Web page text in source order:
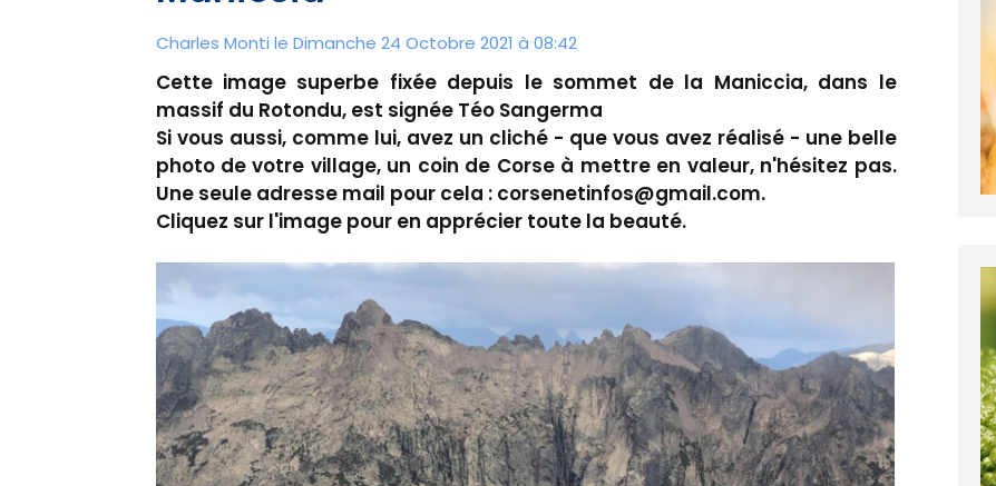
Charles Monti le Dimanche 24 Octobre 2021 à 08:42
Cette image superbe fixée depuis le sommet de la Maniccia, dans le
massif du Rotondu, est signée Téo Sangerma
Si vous aussi, comme lui, avez un cliché - que vous avez réalisé - une belle
photo de votre village, un coin de Corse à mettre en valeur, n'hésitez pas.
Une seule adresse mail pour cela : corsenetinfos@gmail.com.
Cliquez sur l'image pour en apprécier toute la beauté.